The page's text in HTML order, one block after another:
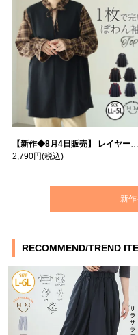
【新作◆8月4日販売】 レイヤード風デザイン チェック ぽわん袖 プルオーバー | 大きいサイズの通販ならハッピーマリリン
2,790円(税込)
新
RECOMMEND/TREND